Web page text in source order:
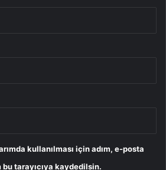
kullanılması için adım, e-posta
tarayıcıya kaydedilsin.